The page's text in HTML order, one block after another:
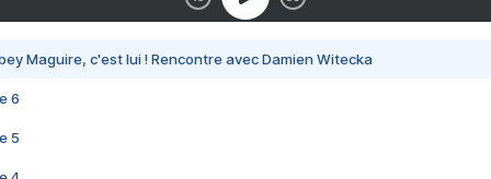
Maguire, c'est lui ! Rencontre avec Damien Witecka
6
5